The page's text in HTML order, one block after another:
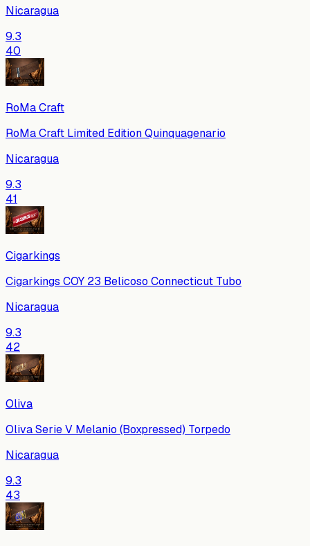
Nicaragua
9.3
40
RoMa Craft
RoMa Craft Limited Edition Quinquagenario
Nicaragua
9.3
41
Cigarkings
Cigarkings COY 23 Belicoso Connecticut Tubo
Nicaragua
9.3
42
Oliva
Oliva Serie V Melanio (Boxpressed) Torpedo
Nicaragua
9.3
43